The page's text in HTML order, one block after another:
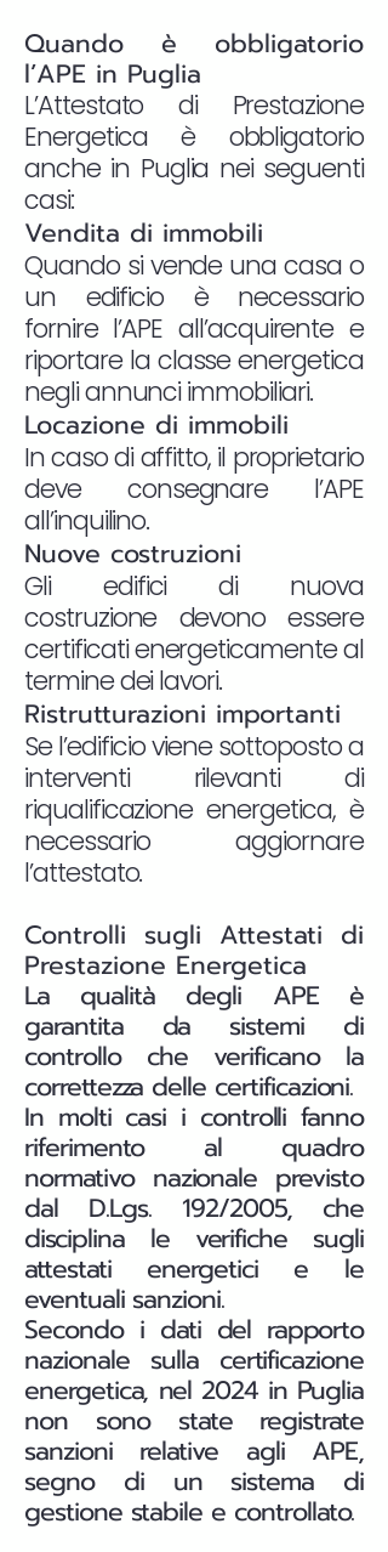
Quando è obbligatorio
l’APE in Puglia
L’Attestato di Prestazione
Energetica è obbligatorio
anche in Puglia nei seguenti
casi:
Vendita di immobili
Quando si vende una casa o
un edificio è necessario
fornire l’APE all’acquirente e
riportare la classe energetica
negli annunci immobiliari.
Locazione di immobili
In caso di affitto, il proprietario
deve consegnare l’APE
all’inquilino.
Nuove costruzioni
Gli edifici di nuova
costruzione devono essere
certificati energeticamente al
termine dei lavori.
Ristrutturazioni importanti
Se l’edificio viene sottoposto a
interventi rilevanti di
riqualificazione energetica, è
necessario aggiornare
l’attestato.
Controlli sugli Attestati di
Prestazione Energetica
La qualità degli APE è
garantita da sistemi di
controllo che verificano la
correttezza delle certificazioni.
In molti casi i controlli fanno
riferimento al quadro
normativo nazionale previsto
dal D.Lgs. 192/2005, che
disciplina le verifiche sugli
attestati energetici e le
eventuali sanzioni.
Secondo i dati del rapporto
nazionale sulla certificazione
energetica, nel 2024 in Puglia
non sono state registrate
sanzioni relative agli APE,
segno di un sistema di
gestione stabile e controllato.